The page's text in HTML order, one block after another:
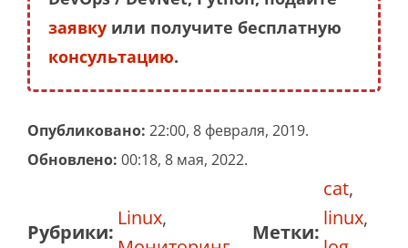
заявку или получите бесплатную
консультацию.
Опубликовано: 22:00, 8 февраля, 2019.
Обновлено: 00:18, 8 мая, 2022.
Рубрики:
Linux,
Метки:
cat,
linux,